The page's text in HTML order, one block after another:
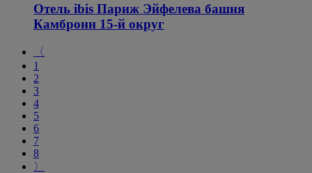
Отель ibis Париж Эйфелева башня
Камбронн 15-й округ
〈
1
2
3
4
5
6
7
8
〉